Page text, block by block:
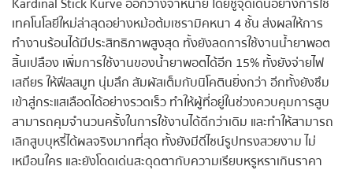
เทคโนโลยีใหม่ล่าสุดอย่างหม้อต้มเซรามิคหนา 4 ชั้น ส่งผลให้การ
ทำงานร้อนได้มีประสิทธิภาพสูงสุด ทั้งยังลดการใช้งานน้ำยาพอต
สิ้นเปลือง เพิ่มการใช้งานของน้ำยาพอตได้อีก 15% ทั้งยังจ่ายไฟ
เสถียร ให้ฟีลสมูท นุ่มลึก สัมผัสเต็มกับนิโคตินยิ่งกว่า อีกทั้งยังซึม
เข้าสู่กระแสเลือดได้อย่างรวดเร็ว ทำให้ผู้ที่อยู่ในช่วงควบคุมการสูบ
สามารถคุมจำนวนครั้งในการใช้งานได้ดีกว่าเดิม และทำให้สามารถ
เลิกสูบบุหรี่ได้ผลจริงมากที่สุด ทั้งยังมีดีไซน์รูปทรงสวยงาม ไม่
เหมือนใคร และยังโดดเด่นสะดุดตากับความเรียบหรูหราเกินราคา